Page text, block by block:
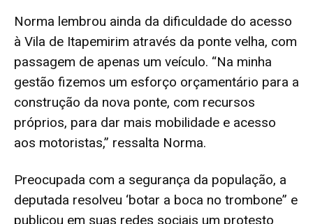
Norma lembrou ainda da dificuldade do acesso
à Vila de Itapemirim através da ponte velha, com
passagem de apenas um veículo. “Na minha
gestão fizemos um esforço orçamentário para a
construção da nova ponte, com recursos
próprios, para dar mais mobilidade e acesso
aos motoristas,” ressalta Norma.
Preocupada com a segurança da população, a
deputada resolveu ‘botar a boca no trombone” e
publicou em suas redes sociais um protesto